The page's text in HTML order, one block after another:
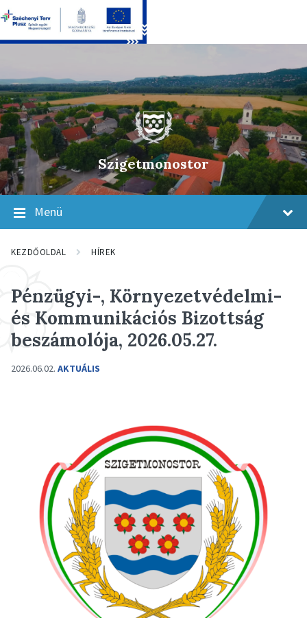
content
main
navigation
footer
Szigetmonostor
Menü
KEZDŐOLDAL HÍREK
Pénzügyi-, Környezetvédelmi-
és Kommunikációs Bizottság
beszámolója, 2026.05.27.
2026.06.02. AKTUÁLIS